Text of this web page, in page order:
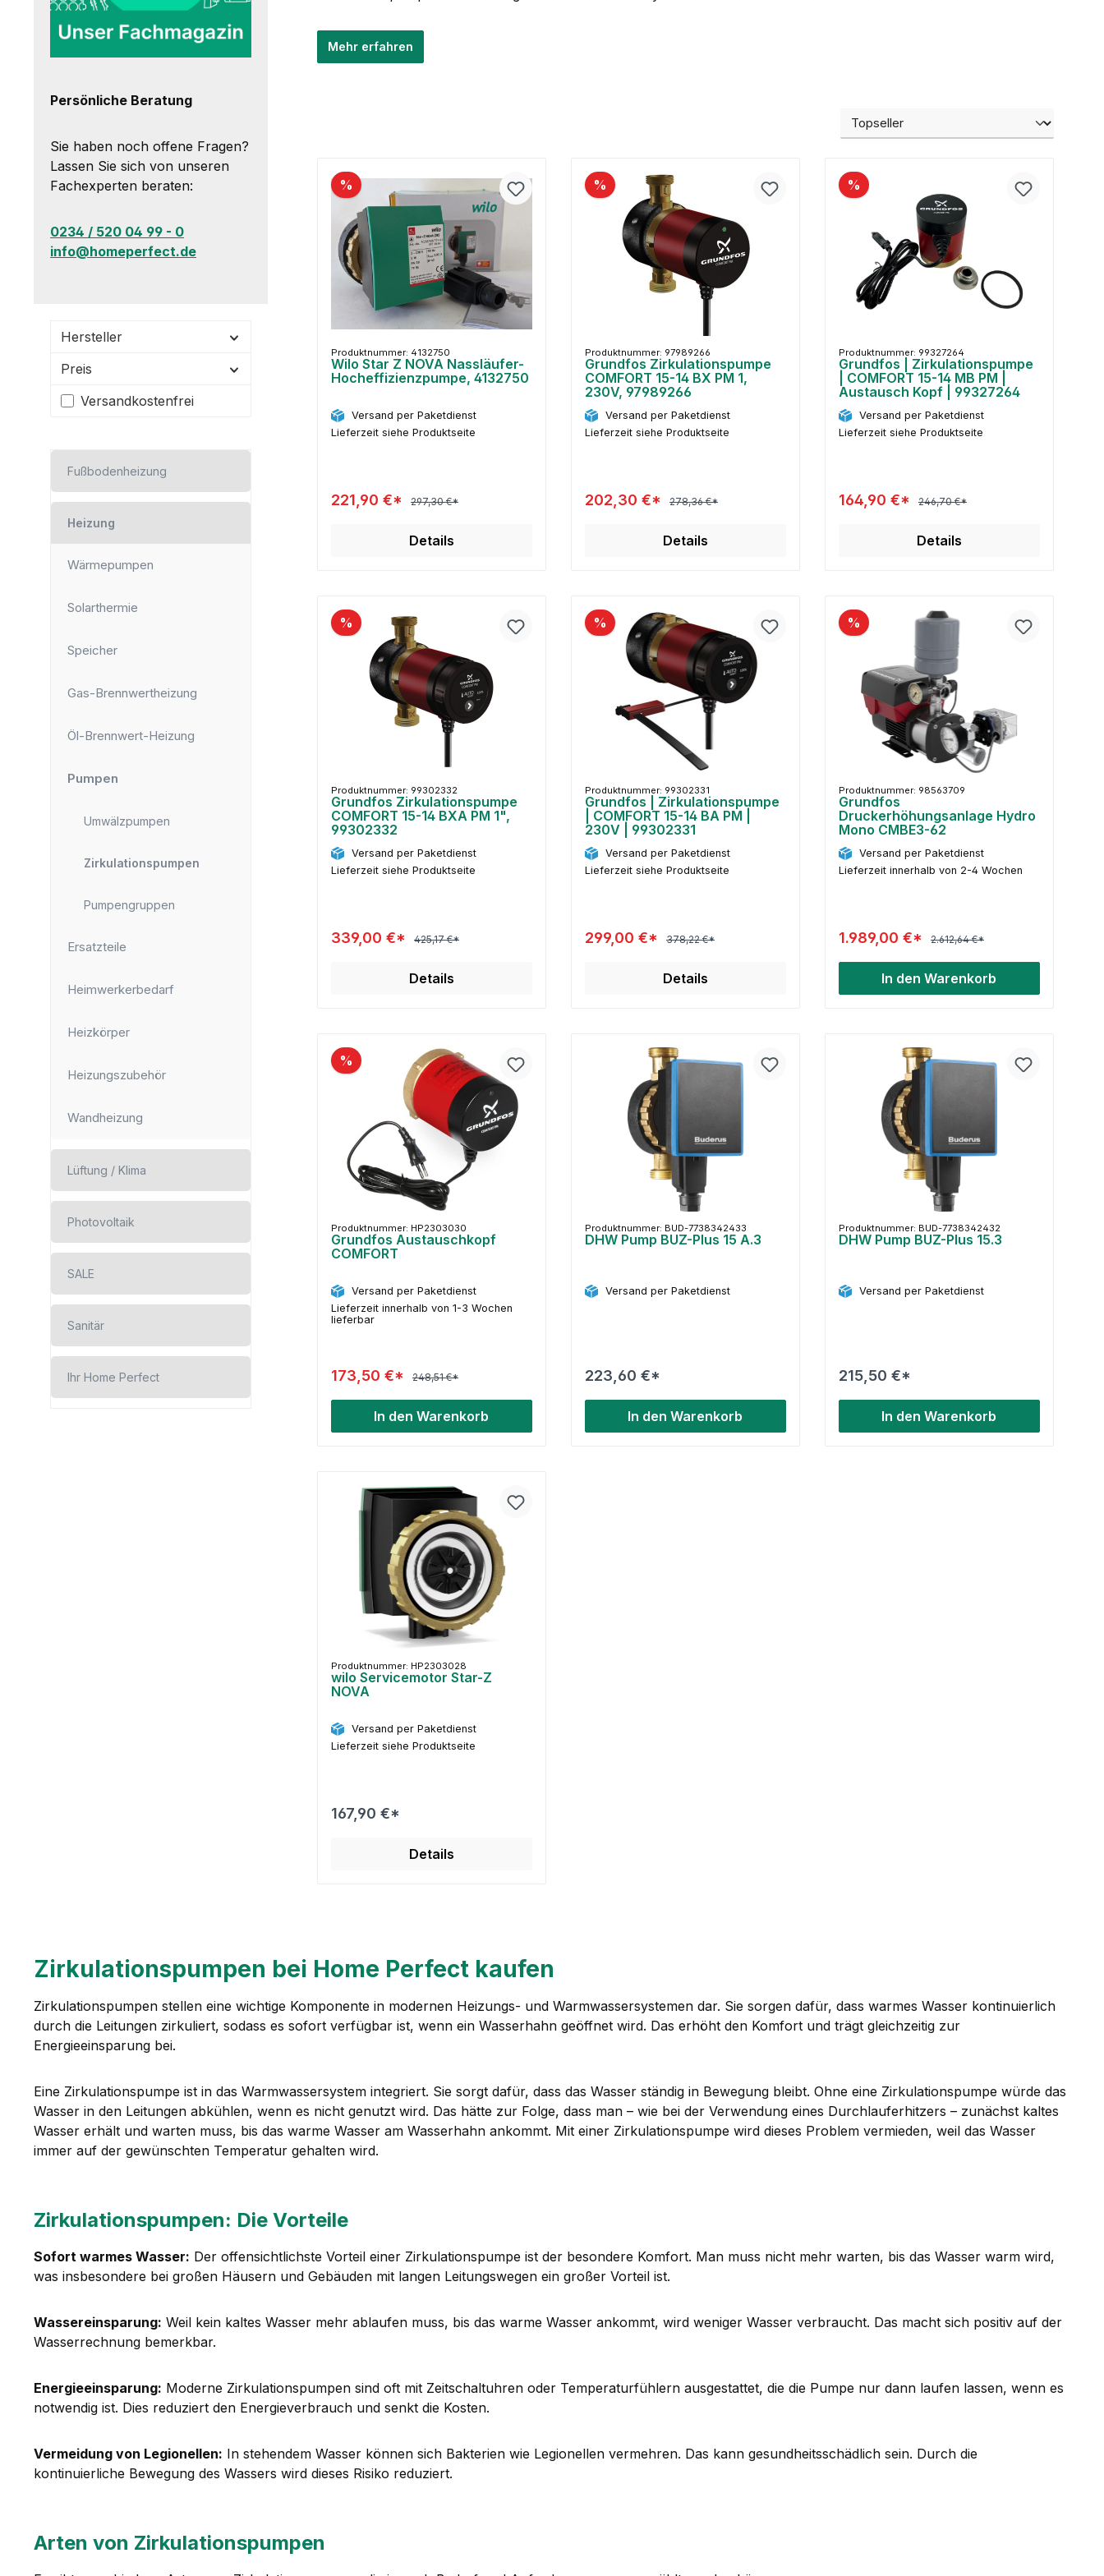
Persönliche Beratung
Sie haben noch offene Fragen?
Lassen Sie sich von unseren
Fachexperten beraten:
0234 / 520 04 99 - 0
info@homeperfect.de
Hersteller
Preis
Filter hinzufügen: Versandkostenfrei
Versandkostenfrei
Fußbodenheizung
Heizung
Wärmepumpen
Solarthermie
Speicher
Gas-Brennwertheizung
Öl-Brennwert-Heizung
Pumpen
Umwälzpumpen
Zirkulationspumpen
Pumpengruppen
Ersatzteile
Heimwerkerbedarf
Heizkörper
Heizungszubehör
Wandheizung
Lüftung / Klima
Photovoltaik
SALE
Sanitär
Ihr Home Perfect
Mehr erfahren
%
Produktnummer: 4132750
Wilo Star Z NOVA Nassläufer-
Hocheffizienzpumpe, 4132750
Versand per Paketdienst
Lieferzeit siehe Produktseite
221,90 €* 297,30 €*
Details
%
Produktnummer: 97989266
Grundfos Zirkulationspumpe
COMFORT 15-14 BX PM 1,
230V, 97989266
Versand per Paketdienst
Lieferzeit siehe Produktseite
202,30 €* 278,36 €*
Details
%
Produktnummer: 99327264
Grundfos | Zirkulationspumpe
| COMFORT 15-14 MB PM |
Austausch Kopf | 99327264
Versand per Paketdienst
Lieferzeit siehe Produktseite
164,90 €* 246,70 €*
Details
%
Produktnummer: 99302332
Grundfos Zirkulationspumpe
COMFORT 15-14 BXA PM 1",
99302332
Versand per Paketdienst
Lieferzeit siehe Produktseite
339,00 €* 425,17 €*
Details
%
Produktnummer: 99302331
Grundfos | Zirkulationspumpe
| COMFORT 15-14 BA PM |
230V | 99302331
Versand per Paketdienst
Lieferzeit siehe Produktseite
299,00 €* 378,22 €*
Details
%
Produktnummer: 98563709
Grundfos
Druckerhöhungsanlage Hydro
Mono CMBE3-62
Versand per Paketdienst
Lieferzeit innerhalb von 2-4 Wochen
1.989,00 €* 2.612,64 €*
In den Warenkorb
%
Produktnummer: HP2303030
Grundfos Austauschkopf
COMFORT
Versand per Paketdienst
Lieferzeit innerhalb von 1-3 Wochen
lieferbar
173,50 €* 248,51 €*
In den Warenkorb
Produktnummer: BUD-7738342433
DHW Pump BUZ-Plus 15 A.3
Versand per Paketdienst
223,60 €*
In den Warenkorb
Produktnummer: BUD-7738342432
DHW Pump BUZ-Plus 15.3
Versand per Paketdienst
215,50 €*
In den Warenkorb
Produktnummer: HP2303028
wilo Servicemotor Star-Z
NOVA
Versand per Paketdienst
Lieferzeit siehe Produktseite
167,90 €*
Details
Zirkulationspumpen bei Home Perfect kaufen
Zirkulationspumpen stellen eine wichtige Komponente in modernen Heizungs- und Warmwassersystemen dar. Sie sorgen dafür, dass warmes Wasser kontinuierlich
durch die Leitungen zirkuliert, sodass es sofort verfügbar ist, wenn ein Wasserhahn geöffnet wird. Das erhöht den Komfort und trägt gleichzeitig zur
Energieeinsparung bei.
Eine Zirkulationspumpe ist in das Warmwassersystem integriert. Sie sorgt dafür, dass das Wasser ständig in Bewegung bleibt. Ohne eine Zirkulationspumpe würde das
Wasser in den Leitungen abkühlen, wenn es nicht genutzt wird. Das hätte zur Folge, dass man – wie bei der Verwendung eines Durchlauferhitzers – zunächst kaltes
Wasser erhält und warten muss, bis das warme Wasser am Wasserhahn ankommt. Mit einer Zirkulationspumpe wird dieses Problem vermieden, weil das Wasser
immer auf der gewünschten Temperatur gehalten wird.
Zirkulationspumpen: Die Vorteile
Sofort warmes Wasser: Der offensichtlichste Vorteil einer Zirkulationspumpe ist der besondere Komfort. Man muss nicht mehr warten, bis das Wasser warm wird,
was insbesondere bei großen Häusern und Gebäuden mit langen Leitungswegen ein großer Vorteil ist.
Wassereinsparung: Weil kein kaltes Wasser mehr ablaufen muss, bis das warme Wasser ankommt, wird weniger Wasser verbraucht. Das macht sich positiv auf der
Wasserrechnung bemerkbar.
Energieeinsparung: Moderne Zirkulationspumpen sind oft mit Zeitschaltuhren oder Temperaturfühlern ausgestattet, die die Pumpe nur dann laufen lassen, wenn es
notwendig ist. Dies reduziert den Energieverbrauch und senkt die Kosten.
Vermeidung von Legionellen: In stehendem Wasser können sich Bakterien wie Legionellen vermehren. Das kann gesundheitsschädlich sein. Durch die
kontinuierliche Bewegung des Wassers wird dieses Risiko reduziert.
Arten von Zirkulationspumpen